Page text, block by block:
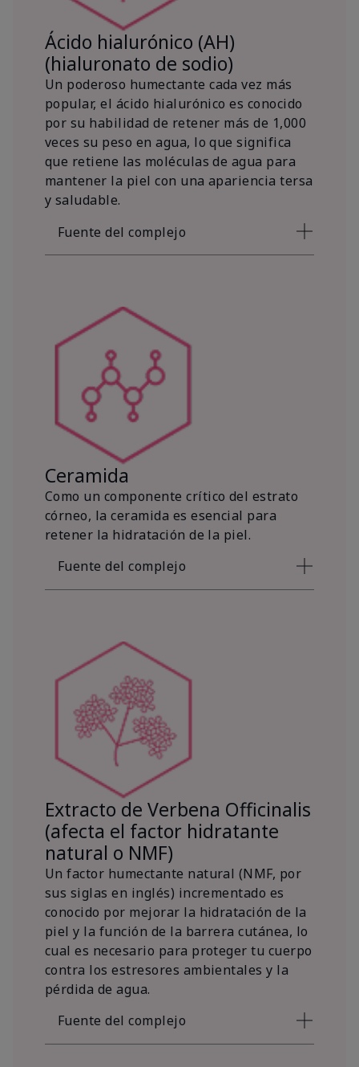
Ácido hialurónico (AH)
(hialuronato de sodio)
Un poderoso humectante cada vez más
popular, el ácido hialurónico es conocido
por su habilidad de retener más de 1,000
veces su peso en agua, lo que significa
que retiene las moléculas de agua para
mantener la piel con una apariencia tersa
y saludable.
Fuente del complejo
Ceramida
Como un componente crítico del estrato
córneo, la ceramida es esencial para
retener la hidratación de la piel.
Fuente del complejo
Extracto de Verbena Officinalis
(afecta el factor hidratante
natural o NMF)
Un factor humectante natural (NMF, por
sus siglas en inglés) incrementado es
conocido por mejorar la hidratación de la
piel y la función de la barrera cutánea, lo
cual es necesario para proteger tu cuerpo
contra los estresores ambientales y la
pérdida de agua.
Fuente del complejo